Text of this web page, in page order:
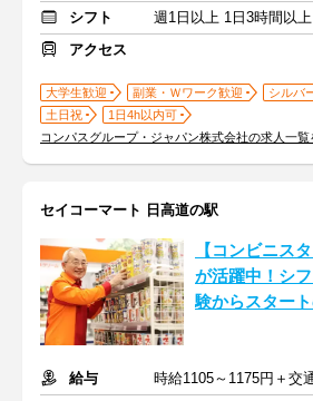
シフト
週1日以上 1日3時間以上
アクセス
大学生歓迎 副業・Ｗワーク歓迎
シルバ
土日祝
1日4h以内可
コンパスグループ・ジャパン株式会社の求人一覧
セイコーマート 日高道の駅
【コンビニス
が活躍中！シ
験からスター
給与
時給1105～1175円＋交